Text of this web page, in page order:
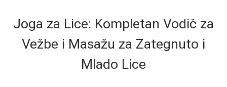
Joga za Lice: Kompletan Vodič za
Vežbe i Masažu za Zategnuto i
Mlado Lice